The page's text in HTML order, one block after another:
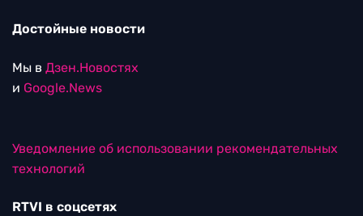
Достойные новости
Мы в Дзен.Новостях
и Google.News
Уведомление об использовании рекомендательных
технологий
RTVI в соцсетях